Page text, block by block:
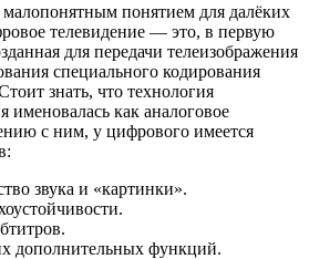
малопонятным понятием для далёких
телевидение — это, в первую
для передачи телеизображения
специального кодирования
знать, что технология
именовалась как аналоговое
с ним, у цифрового имеется
звука и «картинки».
дополнительных функций.